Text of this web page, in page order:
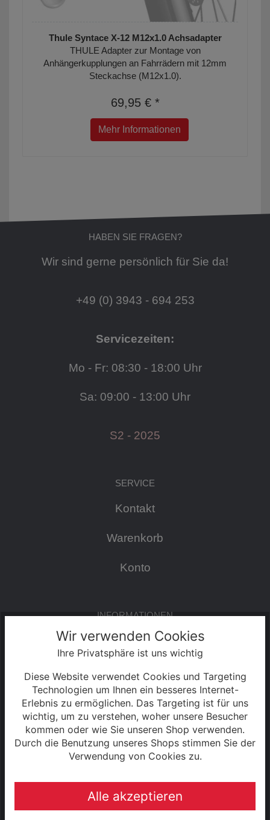
Thule Syntace X-12 M12x1.0 Achsadapter
THULE Adapter zur Montage von
Anhängerkupplungen an Fahrrädern mit 12mm
Steckachse (M12x1.0).
69,95 € *
Mehr Informationen
HABEN SIE FRAGEN?
Wir sind gerne persönlich für Sie da!
+49 (0) 3943 - 694 253
Servicezeiten:
Mo - Fr: 08:30 - 18:00 Uhr
Sa: 09:00 - 13:00 Uhr
S2 - 2025
SERVICE
Kontakt
Warenkorb
Konto
INFORMATIONEN
Impressum
AGB & Kundeninformationen
Datenschutzerklärung
Widerrufsrecht
Cookie Einstellungen
Zahlung & Versand
Wir verwenden Cookies
Ihre Privatsphäre ist uns wichtig
Diese Website verwendet Cookies und Targeting
Technologien um Ihnen ein besseres Internet-
Erlebnis zu ermöglichen. Das Targeting ist für uns
wichtig, um zu verstehen, woher unsere Besucher
kommen oder wie Sie unseren Shop verwenden.
Durch die Benutzung unseres Shops stimmen Sie der
Verwendung von Cookies zu.
Alle akzeptieren